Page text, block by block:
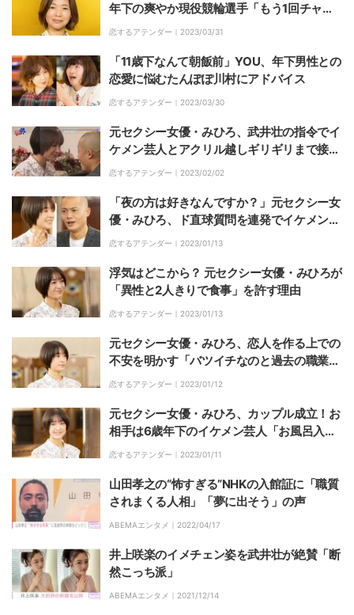
年下の爽やか現役競輪選手「もう1回チャン
スをあげようと思って（笑）」
恋するアテンダー｜ 2023/03/31
「11歳下なんて朝飯前」YOU、年下男性との
恋愛に悩むたんぽぽ川村にアドバイス
恋するアテンダー｜ 2023/03/30
元セクシー女優・みひろ、武井壮の指令でイ
ケメン芸人とアクリル越しギリギリまで接近
「年上ですけど大丈夫ですか？」
恋するアテンダー｜ 2023/02/02
「夜の方は好きなんですか？」元セクシー女
優・みひろ、ド直球質問を連発でイケメン芸
人動揺
恋するアテンダー｜ 2023/01/13
浮気はどこから？ 元セクシー女優・みひろが
「異性と2人きりで食事」を許す理由
恋するアテンダー｜ 2023/01/13
元セクシー女優・みひろ、恋人を作る上での
不安を明かす「バツイチなのと過去の職業
が…」
恋するアテンダー｜ 2023/01/12
元セクシー女優・みひろ、カップル成立！お
相手は6歳年下のイケメン芸人「お風呂入り
ながら日本酒飲んだら素敵」
恋するアテンダー｜ 2023/01/11
山田孝之の“怖すぎる”NHKの入館証に「職質
されまくる人相」「夢に出そう」の声
ABEMAエンタメ｜ 2022/04/17
井上咲楽のイメチェン姿を武井壮が絶賛「断
然こっち派」
ABEMAエンタメ｜ 2021/12/14